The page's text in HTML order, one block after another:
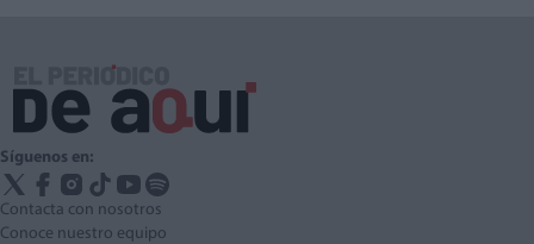
Síguenos en:
Contacta con nosotros
Conoce nuestro equipo